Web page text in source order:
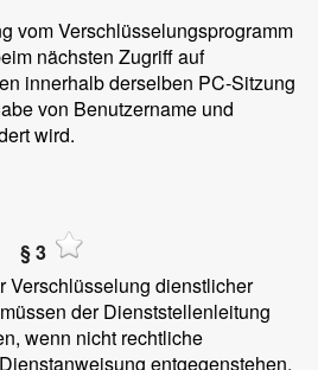
vom Verschlüsselungsprogramm
nächsten Zugriff auf
innerhalb derselben PC-Sitzung
von Benutzername und
wird.
§ 3
Verschlüsselung dienstlicher
der Dienststellenleitung
wenn nicht rechtliche
entgegenstehen.